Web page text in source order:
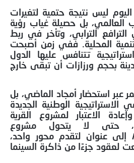
ليس نتيجة حتمية لتغيرات
العالمي، بل حصيلة غياب رؤية
الترابي، وتأخر في ربط
المحلية. ففي زمن أصبحت
تتنافس عليها الدول
بحجم ورزازات أن تبقى خارج
عبر استحضار أمجاد الماضي، بل
الوطنية الجديدة
الاعتبار لمشروع القرية
حتى لا يتحول مشروع
استوديوهات ARGAN إلى عنوان لتقدم محور واحد،
لعقود جزءًا من ذاكرة السينما